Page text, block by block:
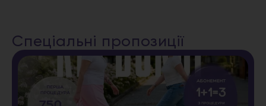
Спеціальні пропозиції